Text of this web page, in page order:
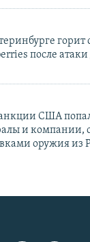
горит
после
США
и компании,
оружия из